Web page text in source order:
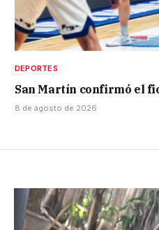
DEPORTES
San Martín confirmó el
8 de agosto de 2026